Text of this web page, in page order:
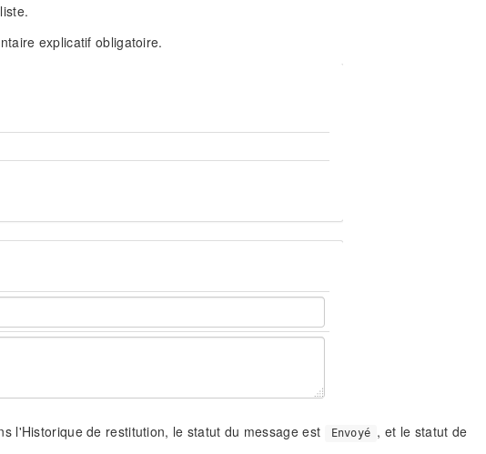
explicatif obligatoire.
l'Historique de restitution, le statut du message est Envoyé , et le statut de